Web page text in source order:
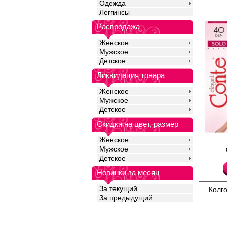
Одежда
Леггинсы
Распродажа
Женское
Мужское
Детское
Ликвидация товара
Женское
Мужское
Детское
Скидки на цвет, размер
Женское
Мужское
Детское
Новинки за месяц
За текущий
За предыдущий
Полуматовые
шортиками;
ластовицы.
Полиамид 88%